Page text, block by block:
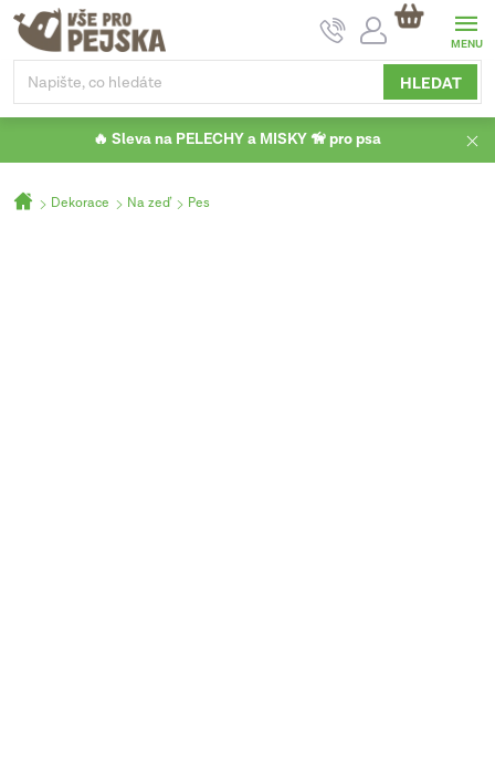
Přejít
obsah
HLEDAT
NÁKUPNÍ
KOŠÍK
🔥 Sleva na PELECHY a MISKY 🦮 pro psa
DomůDekorace Na zeď Pes